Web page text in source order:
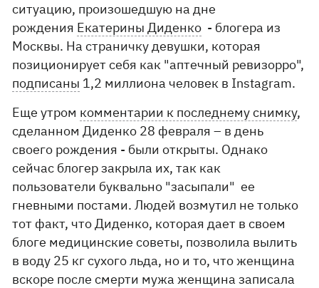
ситуацию, произошедшую на дне
рождения Екатерины Диденко - блогера из
Москвы. На страничку девушки, которая
позиционирует себя как "аптечный ревизорро",
подписаны 1,2 миллиона человек в Instagram.
Еще утром комментарии к последнему снимку,
сделанном Диденко 28 февраля – в день
своего рождения - были открыты. Однако
сейчас блогер закрыла их, так как
пользователи буквально "засыпали" ее
гневными постами. Людей возмутил не только
тот факт, что Диденко, которая дает в своем
блоге медицинские советы, позволила вылить
в воду 25 кг сухого льда, но и то, что женщина
вскоре после смерти мужа женщина записала